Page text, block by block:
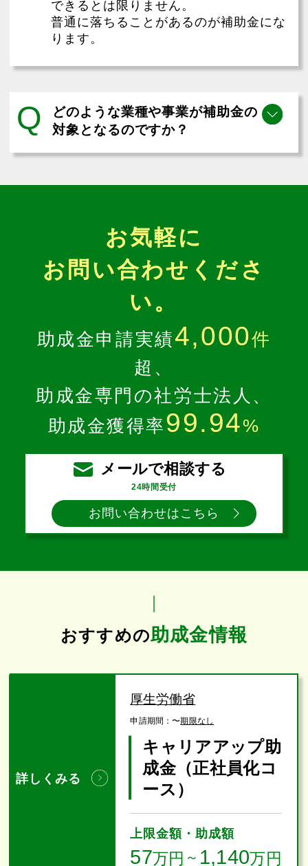
できるとは限りません。
普通に落ちることがあるのが補助金にな
ります。
Q
どのような業種や事業が補助金の
対象となるのですか？
お気軽に
お問い合わせくださ
い。
助成金申請実績4,000件
超、
助成金専門の社労士法人、
助成金獲得率99.94%
メールで相談する
24時間受付
お問い合わせはこちら
おすすめの助成金情報
詳しくみる
厚生労働省
申請期間：〜期限なし
キャリアアップ助
成金（正社員化コ
ース）
上限金額・助成額
57万円 ～ 1,140万円